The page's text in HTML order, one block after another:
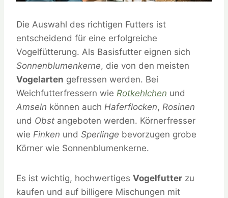
Die Auswahl des richtigen Futters ist
entscheidend für eine erfolgreiche
Vogelfütterung. Als Basisfutter eignen sich
Sonnenblumenkerne, die von den meisten
Vogelarten gefressen werden. Bei
Weichfutterfressern wie Rotkehlchen und
Amseln können auch Haferflocken, Rosinen
und Obst angeboten werden. Körnerfresser
wie Finken und Sperlinge bevorzugen grobe
Körner wie Sonnenblumenkerne.
Es ist wichtig, hochwertiges Vogelfutter zu
kaufen und auf billigere Mischungen mit